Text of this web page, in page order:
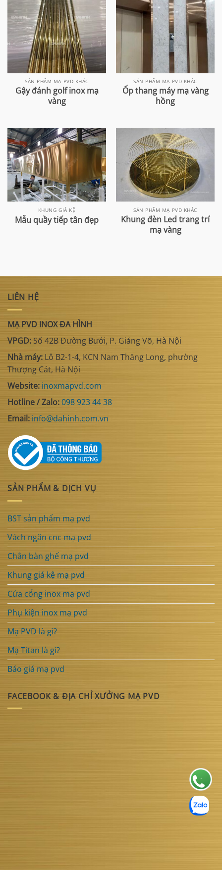
SẢN PHẨM MẠ PVD KHÁC
Gậy đánh golf inox mạ
vàng
SẢN PHẨM MẠ PVD KHÁC
Ốp thang máy mạ vàng
hồng
KHUNG GIÁ KỆ
Mẫu quầy tiếp tân đẹp
SẢN PHẨM MẠ PVD KHÁC
Khung đèn Led trang trí
mạ vàng
LIÊN HỆ
MẠ PVD INOX ĐA HÌNH
VPGD:Số 42B Đường Bưởi, P. Giảng Võ, Hà Nội
Nhà máy: Lô B2-1-4, KCN Nam Thăng Long, phường
Thượng Cát, Hà Nội
Website: inoxmapvd.com
Hotline / Zalo:098 923 44 38
Email: info@dahinh.com.vn
SẢN PHẨM & DỊCH VỤ
BST sản phẩm mạ pvd
Vách ngăn cnc mạ pvd
Chân bàn ghế mạ pvd
Khung giá kệ mạ pvd
Cửa cổng inox mạ pvd
Phụ kiện inox mạ pvd
Mạ PVD là gì?
Mạ Titan là gì?
Báo giá mạ pvd
FACEBOOK & ĐỊA CHỈ XƯỞNG MẠ PVD